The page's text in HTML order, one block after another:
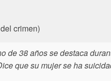
crimen)
de 38 años se destaca
que su mujer se ha